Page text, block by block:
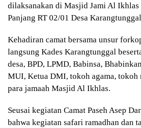
dilaksanakan di Masjid Jami Al Ikhlas
Panjang RT 02/01 Desa
Kehadiran camat bersama unsur
langsung Kades Karangtunggal
desa, BPD, LPMD, Babinsa,
MUI, Ketua DMI, tokoh agama, tokoh
para jamaah Masjid Al Ikhlas.
Seusai kegiatan Camat Paseh Asep
bahwa kegiatan safari ramadhan dan